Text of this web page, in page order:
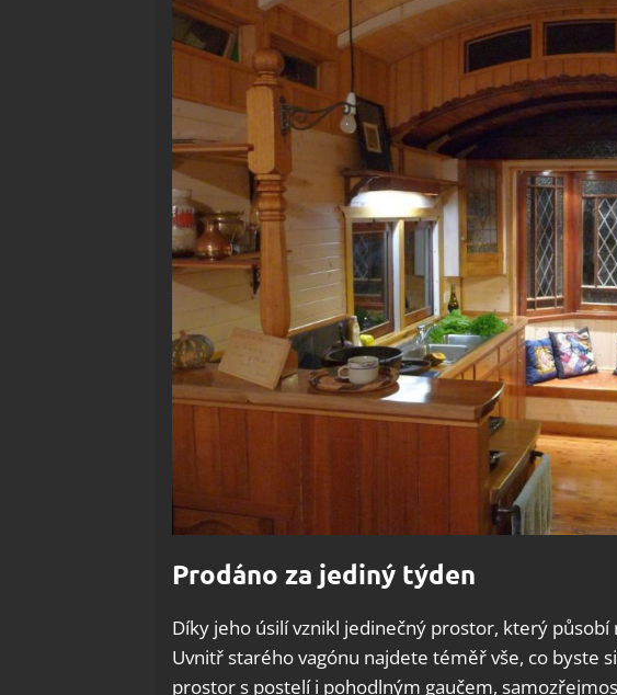
Prodáno za jediný týden
Díky jeho úsilí vznikl jedinečný prostor, který
Uvnitř starého vagónu najdete téměř vše, co byste
prostor s postelí i pohodlným gaučem,